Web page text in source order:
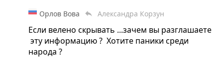
Орлов Вова reply Александра Корзун
Если велено скрывать ...зачем вы разглашаете
эту информацию ? Хотите паники среди
народа ?